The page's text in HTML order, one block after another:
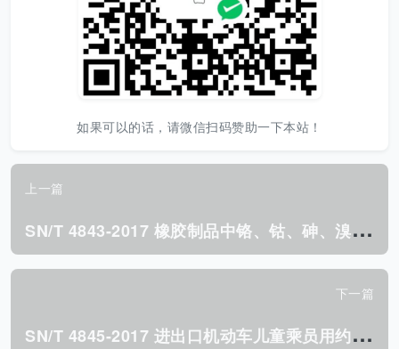
如果可以的话，请微信扫码赞助一下本站！
上一篇
S
N/T 4843-2017 橡胶制品中铬、钴、砷、溴、钼、镉、锡 和铅的测定 电感耦合等离子体质谱法.pdf
下一篇
S
N/T 4845-2017 进出口机动车儿童乘员用约束系统 检验规程.pdf